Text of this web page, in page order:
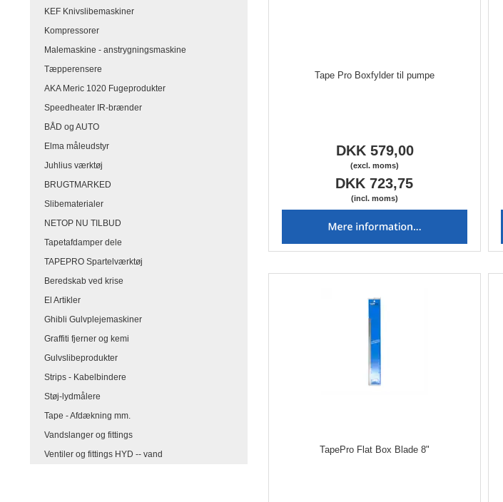
KEF Knivslibemaskiner
Kompressorer
Malemaskine - anstrygningsmaskine
Tæpperensere
AKA Meric 1020 Fugeprodukter
Speedheater IR-brænder
BÅD og AUTO
Elma måleudstyr
Juhlius værktøj
BRUGTMARKED
Slibematerialer
NETOP NU TILBUD
Tapetafdamper dele
TAPEPRO Spartelværktøj
Beredskab ved krise
El Artikler
Ghibli Gulvplejemaskiner
Graffiti fjerner og kemi
Gulvslibeprodukter
Strips - Kabelbindere
Støj-lydmålere
Tape - Afdækning mm.
Vandslanger og fittings
Ventiler og fittings HYD -- vand
Tape Pro Boxfylder til pumpe
DKK 579,00
(excl. moms)
DKK 723,75
(incl. moms)
TapePro Flat Box Blade 8"